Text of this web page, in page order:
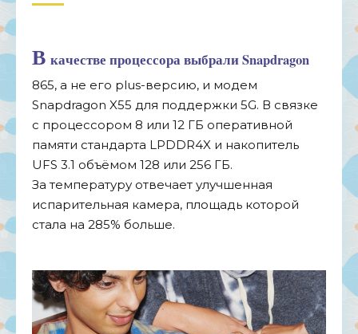
В качестве процессора выбрали Snapdragon
865, а не его plus-версию, и модем
Snapdragon X55 для поддержки 5G. В связке
с процессором 8 или 12 ГБ оперативной
памяти стандарта LPDDR4X и накопитель
UFS 3.1 объёмом 128 или 256 ГБ.
За температуру отвечает улучшенная
испарительная камера, площадь которой
стала на 285% больше.